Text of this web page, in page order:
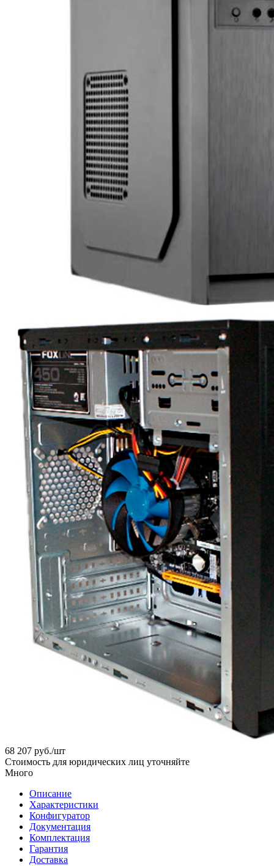
68 207 руб./шт
Стоимость для юридических лиц уточняйте
Много
Описание
Характеристики
Конфигуратор
Документация
Комплектация
Гарантия
Доставка